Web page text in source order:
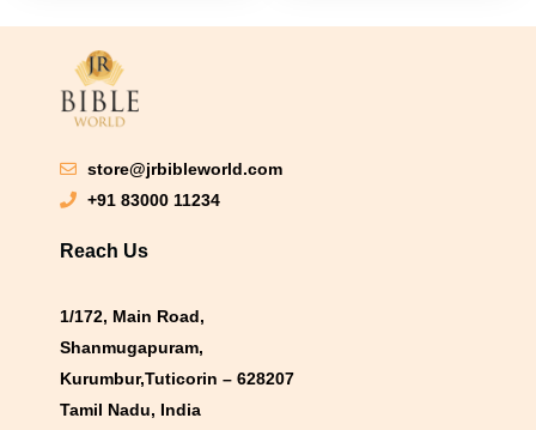
store@jrbibleworld.com
+91 83000 11234
Reach Us
1/172, Main Road,
Shanmugapuram,
Kurumbur,Tuticorin – 628207
Tamil Nadu, India